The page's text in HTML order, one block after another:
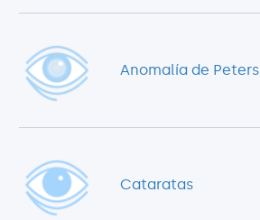
Anomalía de Peters
Cataratas